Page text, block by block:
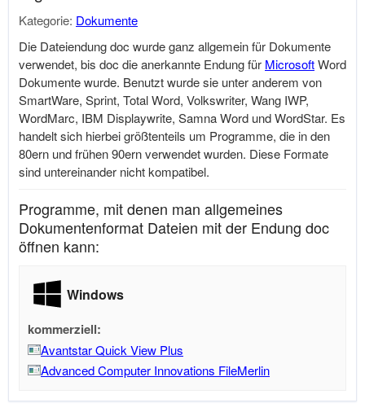
Kategorie: Dokumente
Die Dateiendung doc wurde ganz allgemein für Dokumente
verwendet, bis doc die anerkannte Endung für MicrosoftWord
Dokumente wurde. Benutzt wurde sie unter anderem von
SmartWare, Sprint, Total Word, Volkswriter, Wang IWP,
WordMarc, IBM Displaywrite, Samna Word und WordStar. Es
handelt sich hierbei größtenteils um Programme, die in den
80ern und frühen 90ern verwendet wurden. Diese Formate
sind untereinander nicht kompatibel.
Programme, mit denen man allgemeines
Dokumentenformat Dateien mit der Endung doc
öffnen kann:
Windows
kommerziell:
Avantstar Quick View Plus
Advanced Computer Innovations FileMerlin